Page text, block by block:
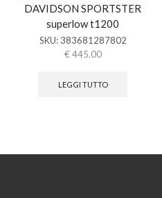
DAVIDSON SPORTSTER
superlow t1200
SKU: 383681287802
€ 445.00
LEGGI TUTTO